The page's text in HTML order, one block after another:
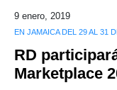
9 enero, 2019
EN JAMAICA DEL 29 AL 31
RD
Marketplace